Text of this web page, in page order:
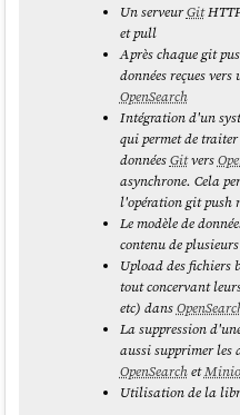
Un serveurGit
et pull
Après chaquegit
données reçues vers
OpenSearch
Intégration d'un
qui permet de
donnéesGitvers
asynchrone. Cela
l'opérationgit push
Le modèle de
contenu de
Upload des fichiers
tout concervant
etc) dans
La suppression
aussi supprimer les
OpenSearchetMinio
Utilisation de la